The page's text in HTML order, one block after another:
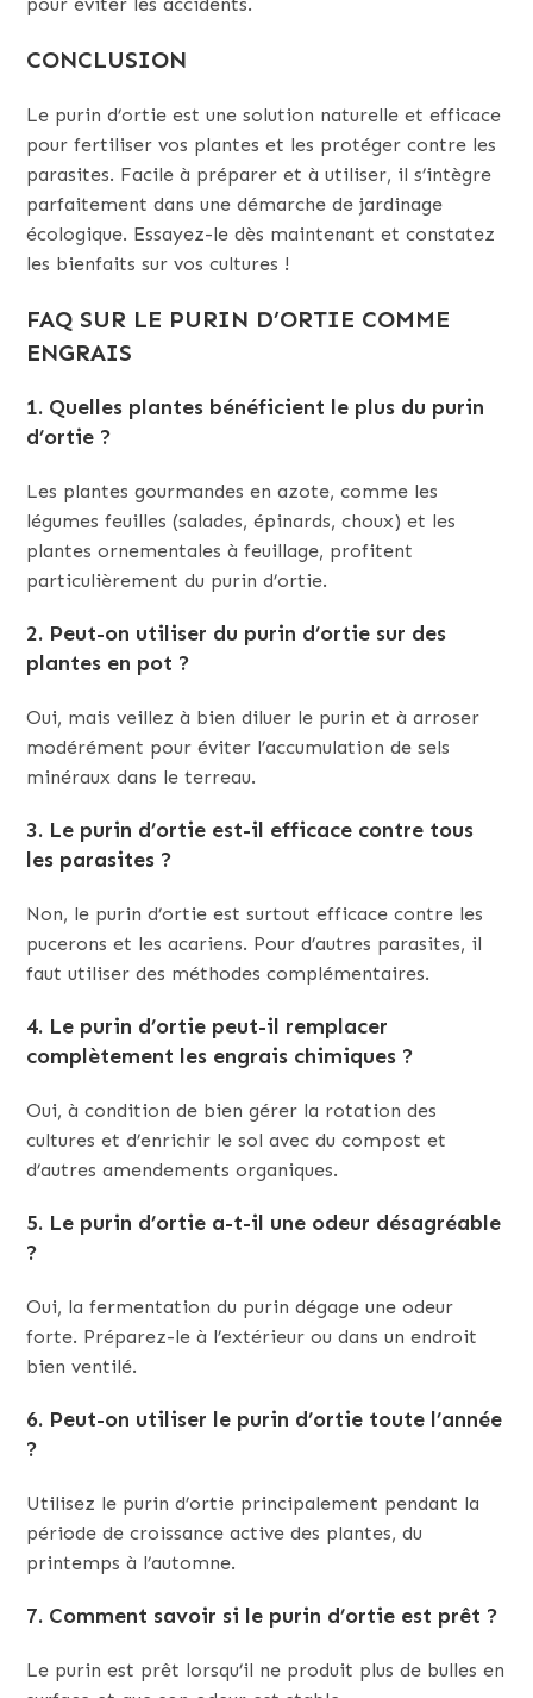
CONCLUSION
Le purin d’ortie est une solution naturelle et efficace
pour fertiliser vos plantes et les protéger contre les
parasites. Facile à préparer et à utiliser, il s’intègre
parfaitement dans une démarche de jardinage
écologique. Essayez-le dès maintenant et constatez
les bienfaits sur vos cultures !
FAQ SUR LE PURIN D’ORTIE COMME
ENGRAIS
1. Quelles plantes bénéficient le plus du purin
d’ortie ?
Les plantes gourmandes en azote, comme les
légumes feuilles (salades, épinards, choux) et les
plantes ornementales à feuillage, profitent
particulièrement du purin d’ortie.
2. Peut-on utiliser du purin d’ortie sur des
plantes en pot ?
Oui, mais veillez à bien diluer le purin et à arroser
modérément pour éviter l’accumulation de sels
minéraux dans le terreau.
3. Le purin d’ortie est-il efficace contre tous
les parasites ?
Non, le purin d’ortie est surtout efficace contre les
pucerons et les acariens. Pour d’autres parasites, il
faut utiliser des méthodes complémentaires.
4. Le purin d’ortie peut-il remplacer
complètement les engrais chimiques ?
Oui, à condition de bien gérer la rotation des
cultures et d’enrichir le sol avec du compost et
d’autres amendements organiques.
5. Le purin d’ortie a-t-il une odeur désagréable
?
Oui, la fermentation du purin dégage une odeur
forte. Préparez-le à l’extérieur ou dans un endroit
bien ventilé.
6. Peut-on utiliser le purin d’ortie toute l’année
?
Utilisez le purin d’ortie principalement pendant la
période de croissance active des plantes, du
printemps à l’automne.
7. Comment savoir si le purin d’ortie est prêt ?
Le purin est prêt lorsqu’il ne produit plus de bulles en